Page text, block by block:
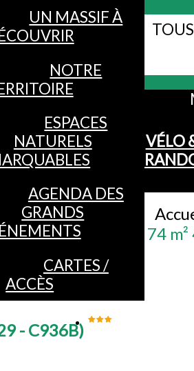
Webcams
UN MASSIF À
NOTRE
ESPACES
NATURELS
AGENDA DES
GRANDS
CARTES /
ACCÈS
VÉLO
CHALET 74 m²
- C936B)